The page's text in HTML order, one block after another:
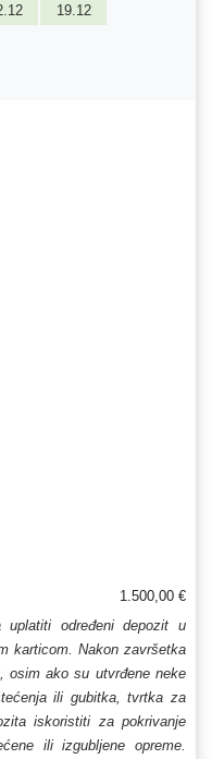
19.12
1.500,00 €
uplatiti određeni depozit u
karticom. Nakon završetka
osim ako su utvrđene neke
ili gubitka, tvrtka za
iskoristiti za pokrivanje
ili izgubljene opreme.